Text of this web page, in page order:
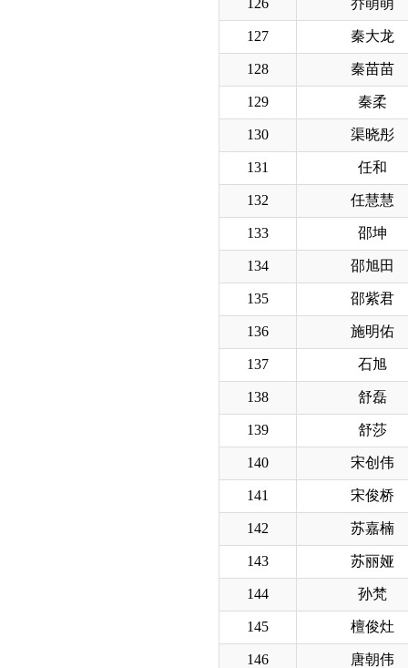
126 乔萌萌
127 秦大龙
128 秦苗苗
129 秦柔
130 渠晓彤
131 任和
132 任慧慧
133 邵坤
134 邵旭田
135 邵紫君
136 施明佑
137 石旭
138 舒磊
139 舒莎
140 宋创伟
141 宋俊桥
142 苏嘉楠
143 苏丽娅
144 孙梵
145 檀俊灶
146 唐朝伟